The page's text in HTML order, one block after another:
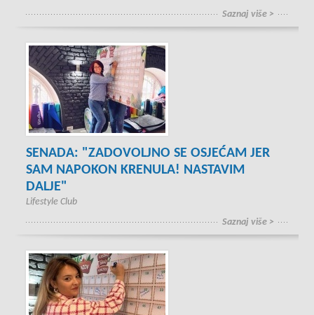
Saznaj više >
SENADA: "ZADOVOLJNO SE OSJEĆAM JER
SAM NAPOKON KRENULA! NASTAVIM
DALJE"
Lifestyle Club
Saznaj više >